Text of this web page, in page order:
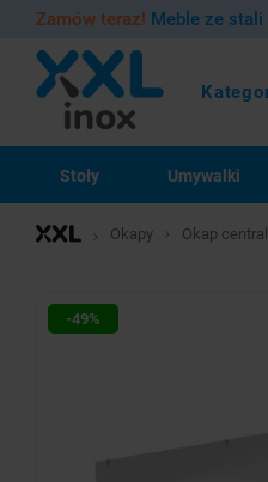
Zamów teraz! Meble ze stali
Stoły Umywalki
Okapy Okap
-49%